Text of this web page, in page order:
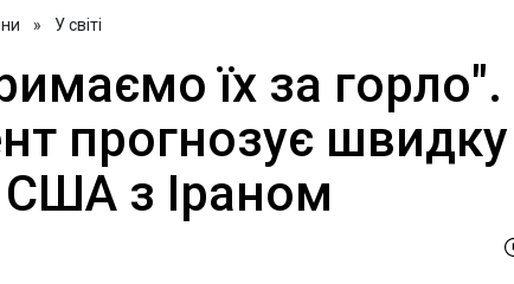
» У світі
їх за горло".
прогнозує швидку
США з Іраном